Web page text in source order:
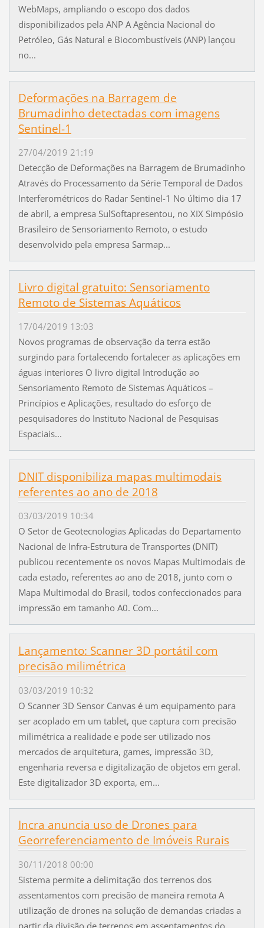
WebMaps, ampliando o escopo dos dados
disponibilizados pela ANP A Agência Nacional do
Petróleo, Gás Natural e Biocombustíveis (ANP) lançou
no...
Deformações na Barragem de
Brumadinho detectadas com imagens
Sentinel-1
27/04/2019 21:19
Detecção de Deformações na Barragem de Brumadinho
Através do Processamento da Série Temporal de Dados
Interferométricos do Radar Sentinel-1 No último dia 17
de abril, a empresa SulSoftapresentou, no XIX Simpósio
Brasileiro de Sensoriamento Remoto, o estudo
desenvolvido pela empresa Sarmap...
Livro digital gratuito: Sensoriamento
Remoto de Sistemas Aquáticos
17/04/2019 13:03
Novos programas de observação da terra estão
surgindo para fortalecendo fortalecer as aplicações em
águas interiores O livro digital Introdução ao
Sensoriamento Remoto de Sistemas Aquáticos –
Princípios e Aplicações, resultado do esforço de
pesquisadores do Instituto Nacional de Pesquisas
Espaciais...
DNIT disponibiliza mapas multimodais
referentes ao ano de 2018
03/03/2019 10:34
O Setor de Geotecnologias Aplicadas do Departamento
Nacional de Infra-Estrutura de Transportes (DNIT)
publicou recentemente os novos Mapas Multimodais de
cada estado, referentes ao ano de 2018, junto com o
Mapa Multimodal do Brasil, todos confeccionados para
impressão em tamanho A0. Com...
Lançamento: Scanner 3D portátil com
precisão milimétrica
03/03/2019 10:32
O Scanner 3D Sensor Canvas é um equipamento para
ser acoplado em um tablet, que captura com precisão
milimétrica a realidade e pode ser utilizado nos
mercados de arquitetura, games, impressão 3D,
engenharia reversa e digitalização de objetos em geral.
Este digitalizador 3D exporta, em...
Incra anuncia uso de Drones para
Georreferenciamento de Imóveis Rurais
30/11/2018 00:00
Sistema permite a delimitação dos terrenos dos
assentamentos com precisão de maneira remota A
utilização de drones na solução de demandas criadas a
partir da divisão de terrenos em assentamentos do